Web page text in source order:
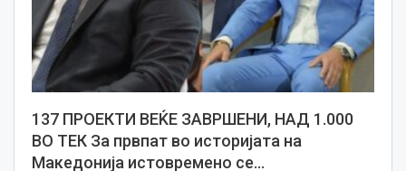
137 ПРОЕКТИ ВЕЌЕ ЗАВРШЕНИ, НАД 1.000
ВО ТЕК За првпат во историјата на
Македонија истовремено се…